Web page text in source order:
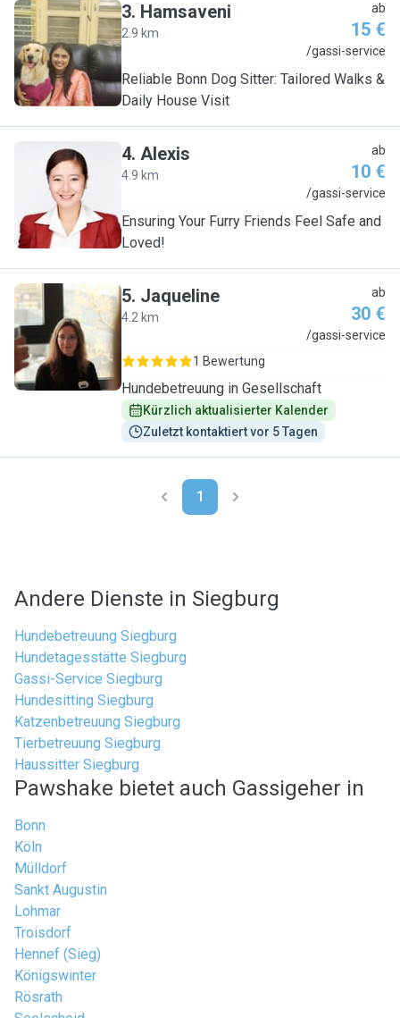
H
3. Hamsaveni
2.9 km
ab
15 €
/gassi-service
Reliable Bonn Dog Sitter: Tailored Walks &
Daily House Visit
A
4. Alexis
4.9 km
ab
10 €
/gassi-service
Ensuring Your Furry Friends Feel Safe and
Loved!
J
5. Jaqueline
4.2 km
ab
30 €
/gassi-service
1 Bewertung
Hundebetreuung in Gesellschaft
Kürzlich aktualisierter Kalender
Zuletzt kontaktiert vor 5 Tagen
1
Andere Dienste in Siegburg
Hundebetreuung Siegburg
Hundetagesstätte Siegburg
Gassi-Service Siegburg
Hundesitting Siegburg
Katzenbetreuung Siegburg
Tierbetreuung Siegburg
Haussitter Siegburg
Pawshake bietet auch Gassigeher in
Bonn
Köln
Mülldorf
Sankt Augustin
Lohmar
Troisdorf
Hennef (Sieg)
Königswinter
Rösrath